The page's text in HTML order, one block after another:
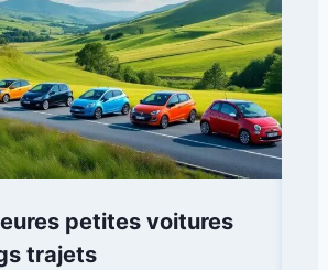
petites voitures
trajets